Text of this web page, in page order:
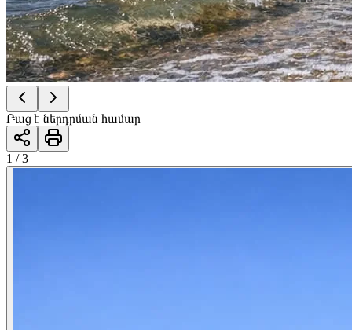
Բաց է ներդրման համար
1 / 3